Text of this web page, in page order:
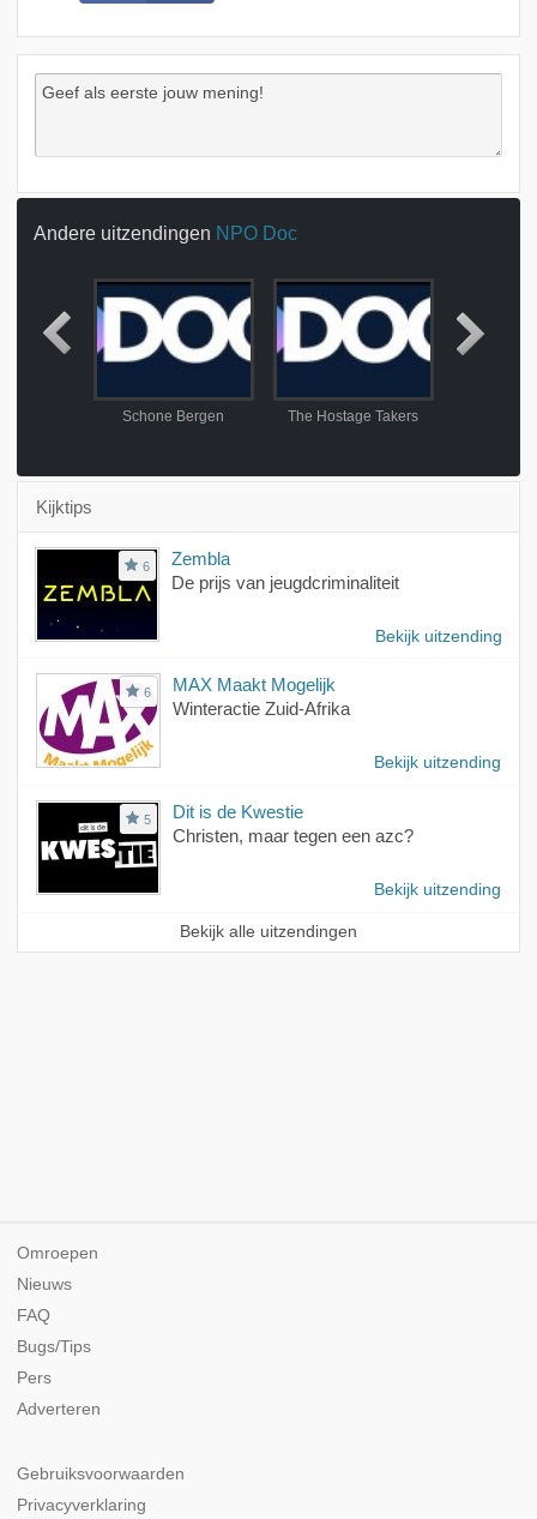
Andere uitzendingen NPO Doc
Schone Bergen The Hostage Takers
Kijktips
6
Zembla
De prijs van jeugdcriminaliteit
Bekijk uitzending
6
MAX Maakt Mogelijk
Winteractie Zuid-Afrika
Bekijk uitzending
5
Dit is de Kwestie
Christen, maar tegen een azc?
Bekijk uitzending
Bekijk alle uitzendingen
Omroepen
Nieuws
FAQ
Bugs/Tips
Pers
Adverteren
Gebruiksvoorwaarden
Privacyverklaring